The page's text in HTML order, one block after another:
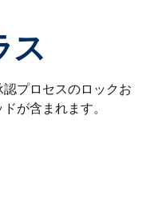
ス
プロセスのロックお
が含まれます。